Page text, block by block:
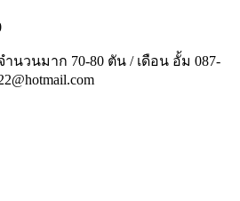
ำนวนมาก 70-80 ตัน / เดือน อั้ม 087-